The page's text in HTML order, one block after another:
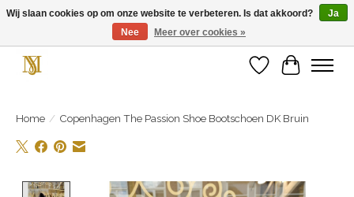
Unieke schoenen en een feestje aan je voeten! Gratis verzending vanaf € 75,-
Verlanglijst
Home / Copenhagen The Passion Shoe Bootschoen DK Bruin
Product image slideshow Items
Wij slaan cookies op om onze website te verbeteren. Is dat akkoord?
Ja
Nee
Meer over cookies »